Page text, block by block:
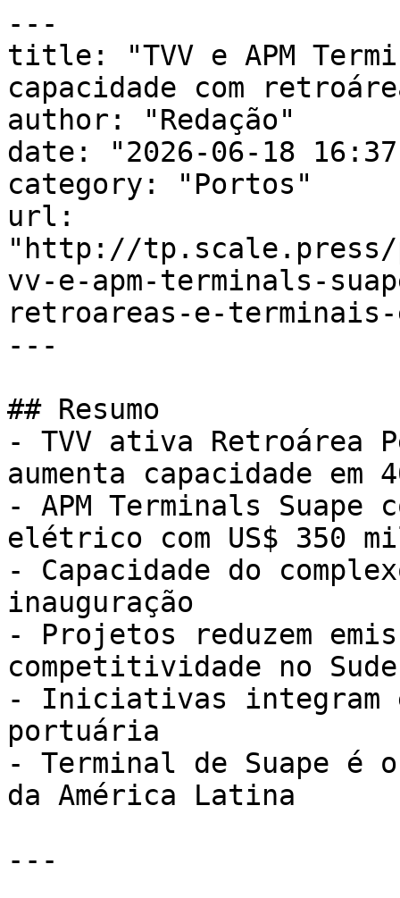
---
title: "TVV e APM
capacidade com
author: "Redação"
date: "2026-06-18
category: "Portos"
url:
"http://
vv-e-apm-terminals-
retroareas-e-
---
## Resumo
- TVV ativa Retroárea
aumenta capacidade em
- APM Terminals Suape
elétrico com US$ 350
- Capacidade do
inauguração
- Projetos reduzem
competitividade no
- Iniciativas integram
portuária
- Terminal de Suape é
da América Latina
---